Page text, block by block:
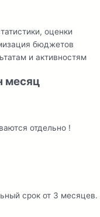
оценки
бюджетов
и активностям
месяц
отдельно !
срок от 3 месяцев.